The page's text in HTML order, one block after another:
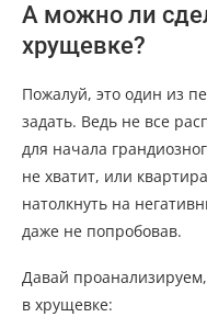
А можно ли
хрущевке?
Пожалуй, это один из
задать. Ведь не все
для начала
не хватит, или
натолкнуть на
даже не попробовав.
Давай
в хрущевке: